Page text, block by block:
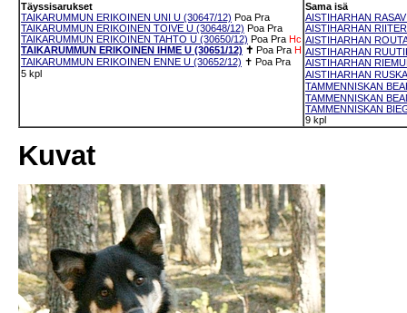
Täyssisarukset
TAIKARUMMUN ERIKOINEN UNI U (30647/12) Poa Pra
TAIKARUMMUN ERIKOINEN TOIVE U (30648/12) Poa Pra
TAIKARUMMUN ERIKOINEN TAHTO U (30650/12) Poa Pra Hc
TAIKARUMMUN ERIKOINEN IHME U (30651/12) ✝ Poa Pra H
TAIKARUMMUN ERIKOINEN ENNE U (30652/12) ✝ Poa Pra
5 kpl
Sama isä
AISTIHARHAN
AISTIHARHAN
AISTIHARHAN
AISTIHARHAN
AISTIHARHAN
AISTIHARHAN
TAMMENNISKAN
TAMMENNISKAN
TAMMENNISKAN
9 kpl
Kuvat